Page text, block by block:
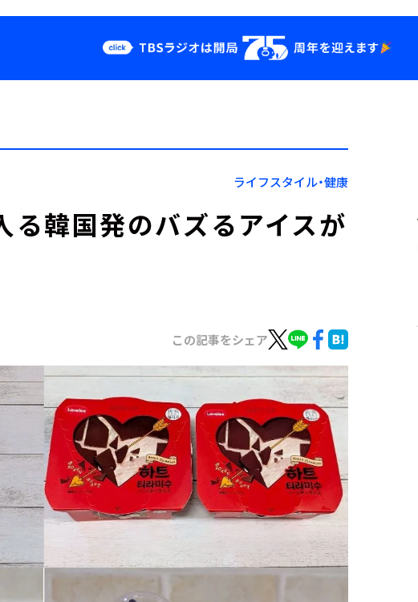
Podcast
YouTube
会社情報
ライフスタイル・健康
る韓国発のバズるアイスが
この記事をシェア